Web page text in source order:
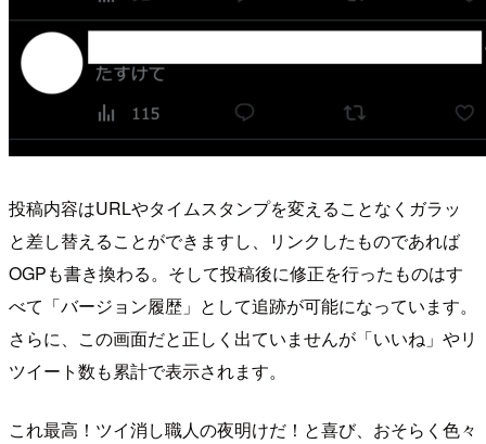
投稿内容はURLやタイムスタンプを変えることなくガラッ
と差し替えることができますし、リンクしたものであれば
OGPも書き換わる。そして投稿後に修正を行ったものはす
べて「バージョン履歴」として追跡が可能になっています。
さらに、この画面だと正しく出ていませんが「いいね」やリ
ツイート数も累計で表示されます。
これ最高！ツイ消し職人の夜明けだ！と喜び、おそらく色々